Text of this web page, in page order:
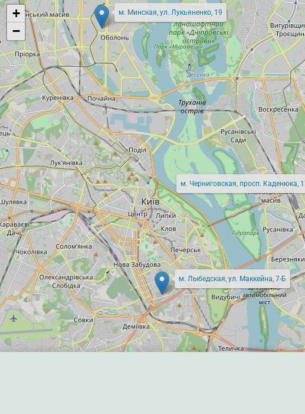
м. Минская, ул. Лукьяненко, 19
м. Лыбедская, ул. Маккейна, 7-Б
м. Черниговская, просп. Каденюка,
+
−